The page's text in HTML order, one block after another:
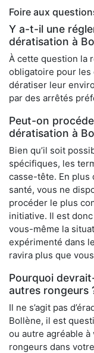
Foire aux
Y a-t-il une
dératisation à
À cette question la
obligatoire pour
dératiser leur
par des arrêtés
Peut-on
dératisation à
Bien qu’il soit
spécifiques, les
casse-tête. En
santé, vous ne
procéder le plus
initiative. Il est
vous-même la
expérimenté dans
ravira plus que
Pourquoi
autres rongeurs
Il ne s’agit pas
Bollène, il est
ou autre agréable
rongeurs dans